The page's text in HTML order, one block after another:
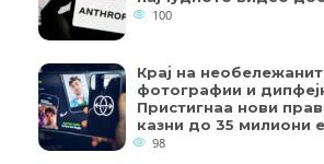
100
Крај на
фотографии и
Пристигнаа нови
казни до 35 милиони
98